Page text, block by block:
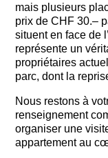
mais plusieurs
prix de CHF 30.–
situent en face de
représente un
propriétaires
parc, dont la
Nous restons à
renseignement
organiser une
appartement au